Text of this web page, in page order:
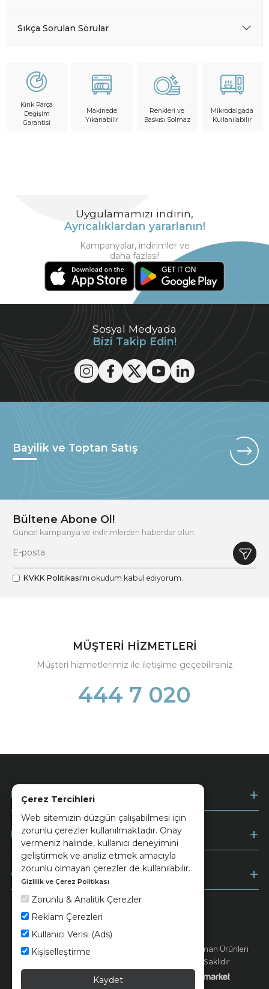
Çerez Tercihleri
Web sitemizin düzgün çalışabilmesi için
zorunlu çerezler kullanılmaktadır. Onay
vermeniz halinde, kullanıcı deneyimini
geliştirmek ve analiz etmek amacıyla
zorunlu olmayan çerezler de kullanılabilir.
Gizlilik ve Çerez Politikası
Zorunlu & Analitik Çerezler
Reklam Çerezleri
Kullanıcı Verisi (Ads)
Kişiselleştirme
Kaydet
Sıkça Sorulan Sorular
Kırık Parça
Değişim
Garantisi
Makinede
Yıkanabilir
Renkleri ve
Baskısı Solmaz
Mikrodalgada
Kullanılabilir
Sosyal Medyada
Bizi Takip Edin!
Uygulamamızı indirin,
Ayrıcalıklardan yararlanın!
Kampanyalar, indirimler ve
daha fazlası!
Bayilik ve Toptan Satış
Bültene Abone Ol!
Güncel kampanya ve indirimlerden haberdar olun.
KVKK Politikası'nı okudum kabul ediyorum.
MÜŞTERİ HİZMETLERİ
Müşteri hizmetlerimiz ile iletişime geçebilirsiniz
444 7 020
Kurumsal
Müşteri Hizmetleri
Ödeme
Keramika Kvkk ve Çerez Politikası
© 2026 Ünsa Madencilik Turizm Enerji Seramik Orman Ürünleri
Elektrik Üretim San. ve Tic. A.Ş. - Tüm Hakları Saklıdır